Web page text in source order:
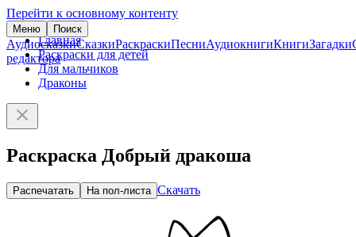
Перейти к основному контенту
Меню Поиск
АудиосказкиСказкиРаскраскиПесниАудиокнигиКнигиЗагадки
редактора
Главная
Раскраски для детей
Для мальчиков
Драконы
Раскраска Добрый дракоша
Распечатать На пол-листа Скачать